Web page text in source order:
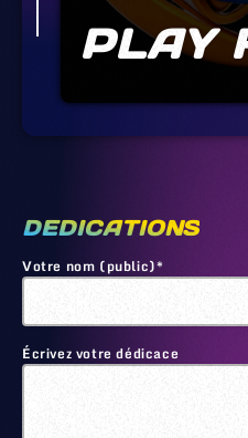
PLAY
DEDICATIONS
Votre nom (public)*
Écrivez votre dédicace